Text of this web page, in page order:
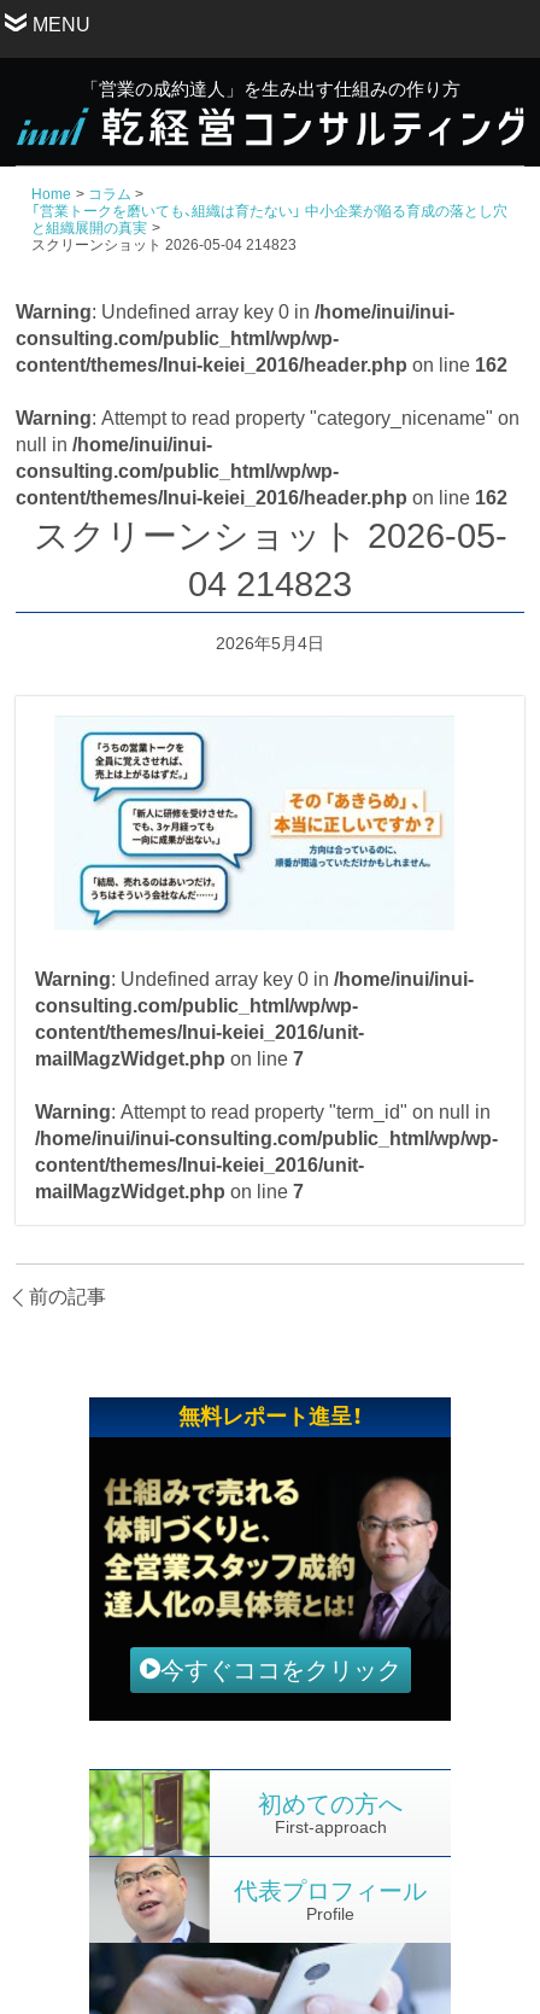
MENU
「営業の成約達人」を生み出す仕組みの作り方
Home
コラム
「営業トークを磨いても、組織は育たない」 中小企業が陥る育成の落とし穴
と組織展開の真実
スクリーンショット 2026-05-04 214823
Warning : Undefined array key 0 in/home/inui/inui-
consulting.com/public_html/wp/wp-
content/themes/Inui-keiei_2016/header.php on line 162
Warning: Attempt to read property "category_nicename" on
null in/home/inui/inui-
consulting.com/public_html/wp/wp-
content/themes/Inui-keiei_2016/header.php on line 162
スクリーンショット 2026-05-
04 214823
2026年5月4日
Warning : Undefined array key 0 in/home/inui/inui-
consulting.com/public_html/wp/wp-
content/themes/Inui-keiei_2016/unit-
mailMagzWidget.php on line7
Warning : Attempt to read property "term_id" on null in
/home/inui/inui-consulting.com/public_html/wp/wp-
content/themes/Inui-keiei_2016/unit-
mailMagzWidget.php on line7
前の記事
無料レポート進呈！
今すぐココをクリック
First-approach
初めての方へ
Profile
代表プロフィール